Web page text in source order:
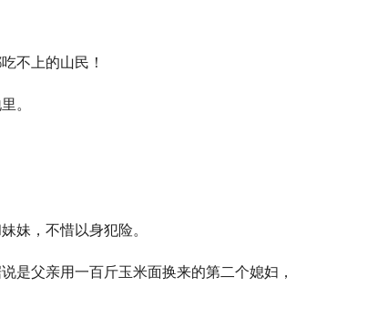
不上的山民！
。
妹，不惜以身犯险。
是父亲用一百斤玉米面换来的第二个媳妇，